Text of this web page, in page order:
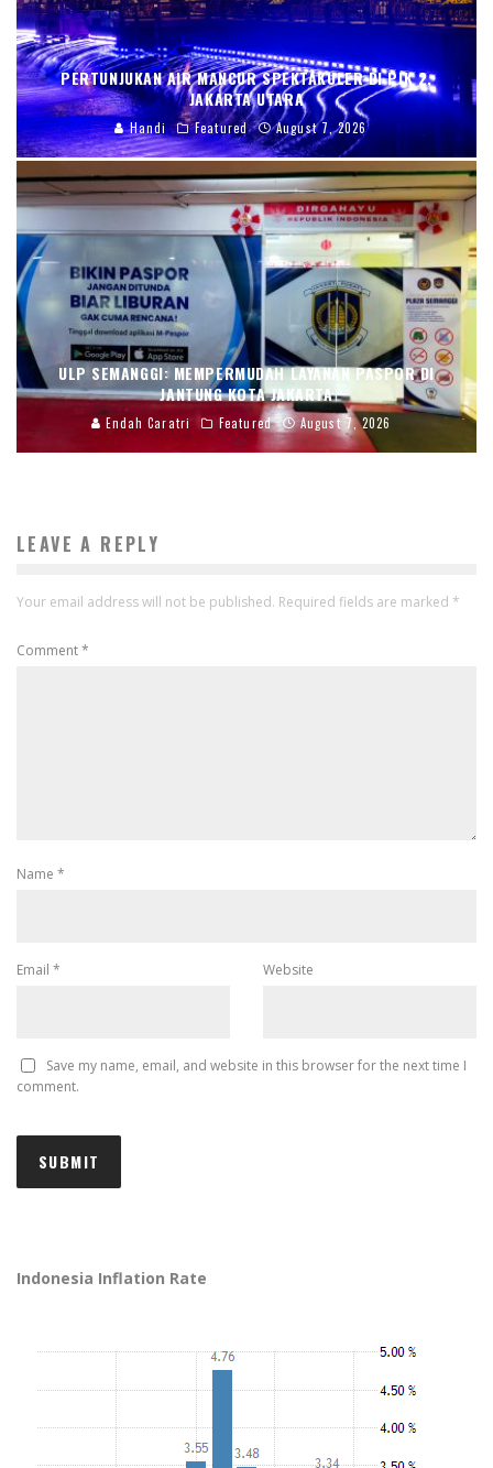
PERTUNJUKAN AIR MANCUR SPEKTAKULER DI PIK 2,
JAKARTA UTARA
Handi Featured August 7, 2026
ULP SEMANGGI: MEMPERMUDAH LAYANAN PASPOR DI
JANTUNG KOTA JAKARTA
Endah Caratri Featured August 7, 2026
LEAVE A REPLY
Your email address will not be published. Required fields are marked *
Comment*
Name *
Email * Website
Save my name, email, and website in this browser for the next time I
comment.
Indonesia Inflation Rate